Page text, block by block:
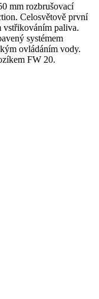
mm rozbrušovací
Celosvětově první
vstřikováním paliva.
systémem
ovládáním vody.
FW 20.